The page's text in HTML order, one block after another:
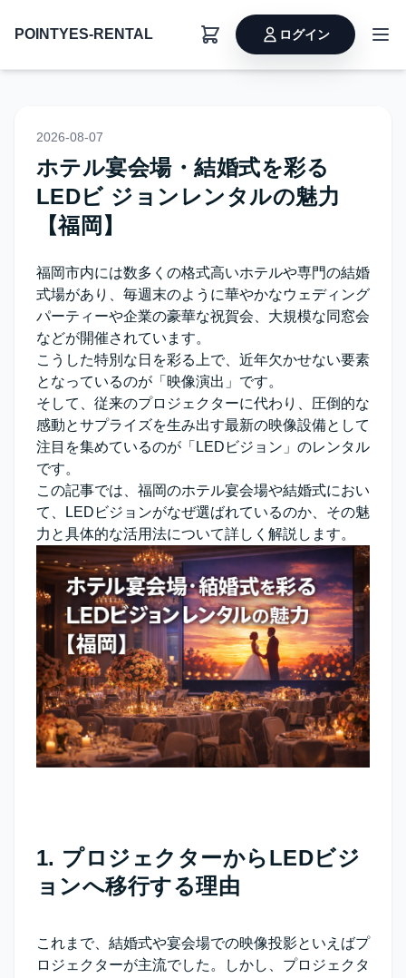
POINTYES-RENTAL ログイン
2026-08-07
ホテル宴会場・結婚式を彩る
LEDビ ジョンレンタルの魅力
【福岡】
福岡市内には数多くの格式高いホテルや専門の結婚
式場があり、毎週末のように華やかなウェディング
パーティーや企業の豪華な祝賀会、大規模な同窓会
などが開催されています。
こうした特別な日を彩る上で、近年欠かせない要素
となっているのが「映像演出」です。
そして、従来のプロジェクターに代わり、圧倒的な
感動とサプライズを生み出す最新の映像設備として
注目を集めているのが 「LEDビジョン」 のレンタル
です。
この記事では、福岡のホテル宴会場や結婚式におい
て、LEDビジョンがなぜ選ばれているのか、その魅
力と具体的な活用法について詳しく解説します。
1. プロジェクターからLEDビジ
ョンへ移行する理由
これまで、結婚式や宴会場での映像投影といえばプ
ロジェクターが主流でした。しかし、プロジェクタ